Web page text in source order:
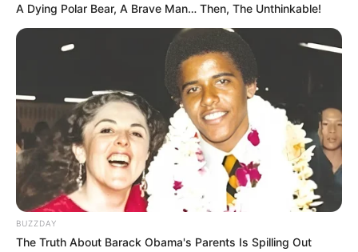
A Dying Polar Bear, A Brave Man… Then, The Unthinkable!
BUZZDAY
The Truth About Barack Obama's Parents Is Spilling Out